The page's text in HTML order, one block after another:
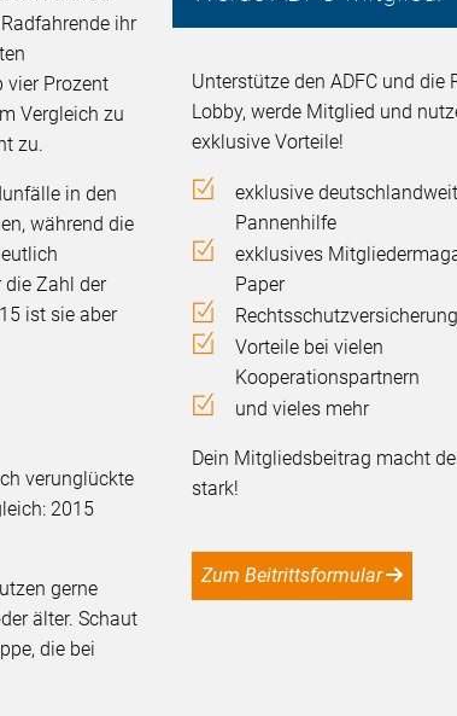
Unterstütze den ADFC und die
Lobby, werde Mitglied und
exklusive Vorteile!
exklusive
Pannenhilfe
exklusives
Paper
Rechtsschutzversicherung
Vorteile bei vielen
Kooperationspartnern
und vieles mehr
Dein Mitgliedsbeitrag macht
stark!
Zum Beitrittsformular
ihr
vier Prozent
Vergleich zu
zu.
in den
während die
Zahl der
ist sie aber
verunglückte
2015
gerne
älter. Schaut
die bei